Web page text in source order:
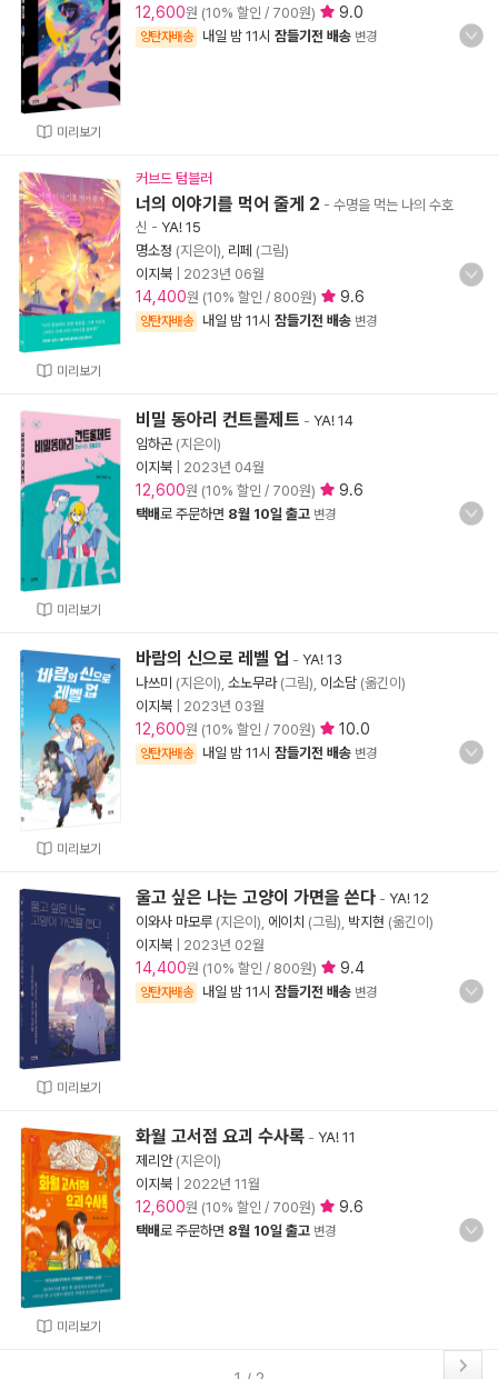
미리보기
12,600원 (10% 할인 / 700원) 9.0
양탄자배송 내일 밤 11시 잠들기전 배송 변경
미리보기
커브드 텀블러
너의 이야기를 먹어 줄게 2 - 수명을 먹는 나의 수호
신 - YA! 15
명소정 (지은이), 리페 (그림)
이지북
2023년 06월
14,400원 (10% 할인 / 800원) 9.6
양탄자배송 내일 밤 11시 잠들기전 배송 변경
미리보기
비밀 동아리 컨트롤제트 - YA! 14
임하곤 (지은이)
이지북
2023년 04월
12,600원 (10% 할인 / 700원) 9.6
택배로 주문하면 8월 10일 출고 변경
미리보기
바람의 신으로 레벨 업 - YA! 13
나쓰미 (지은이), 소노무라(그림), 이소담 (옮긴이)
이지북
2023년 03월
12,600원 (10% 할인 / 700원) 10.0
양탄자배송 내일 밤 11시 잠들기전 배송 변경
미리보기
울고 싶은 나는 고양이 가면을 쓴다 - YA! 12
이와사 마모루 (지은이), 에이치 (그림), 박지현 (옮긴이)
이지북
2023년 02월
14,400원 (10% 할인 / 800원) 9.4
양탄자배송 내일 밤 11시 잠들기전 배송 변경
미리보기
화월 고서점 요괴 수사록 - YA! 11
제리안(지은이)
이지북
2022년 11월
12,600원 (10% 할인 / 700원) 9.6
택배로 주문하면 8월 10일 출고 변경